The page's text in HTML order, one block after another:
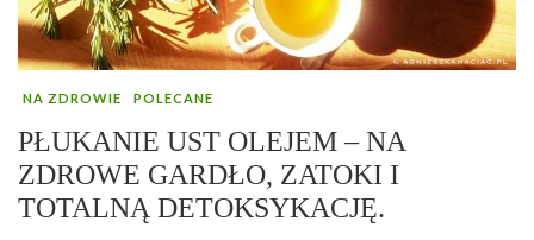
NA ZDROWIE POLECANE
PŁUKANIE UST OLEJEM – NA
ZDROWE GARDŁO, ZATOKI I
TOTALNĄ DETOKSYKACJĘ.